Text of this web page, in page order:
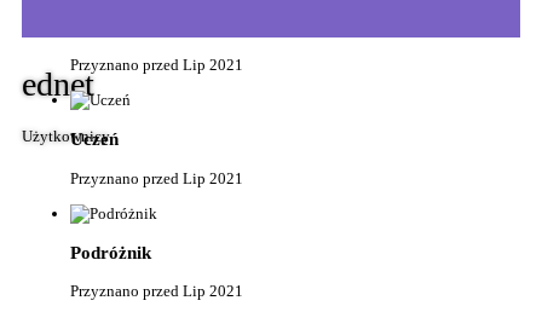
ednet
Użytkownicy
Przyznano przed Lip 2021
Uczeń
Przyznano przed Lip 2021
Podróżnik
Przyznano przed Lip 2021